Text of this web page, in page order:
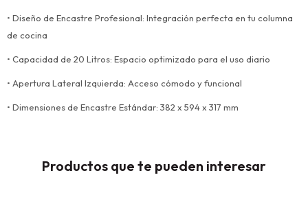
• Diseño de Encastre Profesional: Integración perfecta en tu columna
de cocina
• Capacidad de 20 Litros: Espacio optimizado para el uso diario
• Apertura Lateral Izquierda: Acceso cómodo y funcional
• Dimensiones de Encastre Estándar: 382 x 594 x 317 mm
Productos que te pueden interesar